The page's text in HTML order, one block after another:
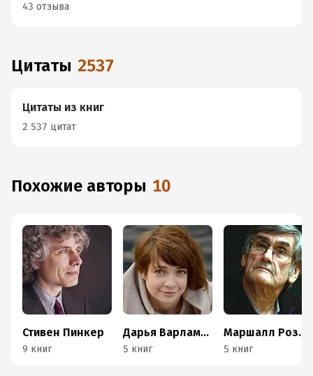
43 отзыва
Цитаты 2537
Цитаты из книг
2 537 цитат
Похожие авторы 10
Стивен Пинкер
9 книг
Дарья Варламова
5 книг
Маршалл Розенберг
5 книг